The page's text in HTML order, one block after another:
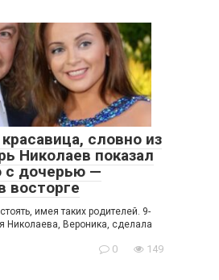
словно из
Николаев показал
с дочерью —
восторге
имея таких родителей. 9-
Николаева, Вероника, сделала
0 149